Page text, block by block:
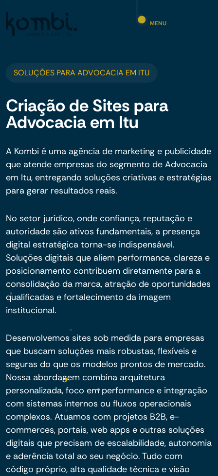
MENU
SOLUÇÕES PARA ADVOCACIA EM ITU
Criação de Sites para
Advocacia em Itu
A Kombi é uma agência de marketing e publicidade
que atende empresas do segmento de Advocacia
em Itu, entregando soluções criativas e estratégias
para gerar resultados reais.
No setor jurídico, onde confiança, reputação e
autoridade são ativos fundamentais, a presença
digital estratégica torna-se indispensável.
Soluções digitais que aliem performance, clareza e
posicionamento contribuem diretamente para a
consolidação da marca, atração de oportunidades
qualificadas e fortalecimento da imagem
institucional.
Desenvolvemos sites sob medida para empresas
que buscam soluções mais robustas, flexíveis e
seguras do que os modelos prontos de mercado.
Nossa abordagem combina arquitetura
personalizada, foco em performance e integração
com sistemas internos ou fluxos operacionais
complexos. Atuamos com projetos B2B, e-
commerces, portais, web apps e outras soluções
digitais que precisam de escalabilidade, autonomia
e aderência total ao seu negócio. Tudo com
código próprio, alta qualidade técnica e visão